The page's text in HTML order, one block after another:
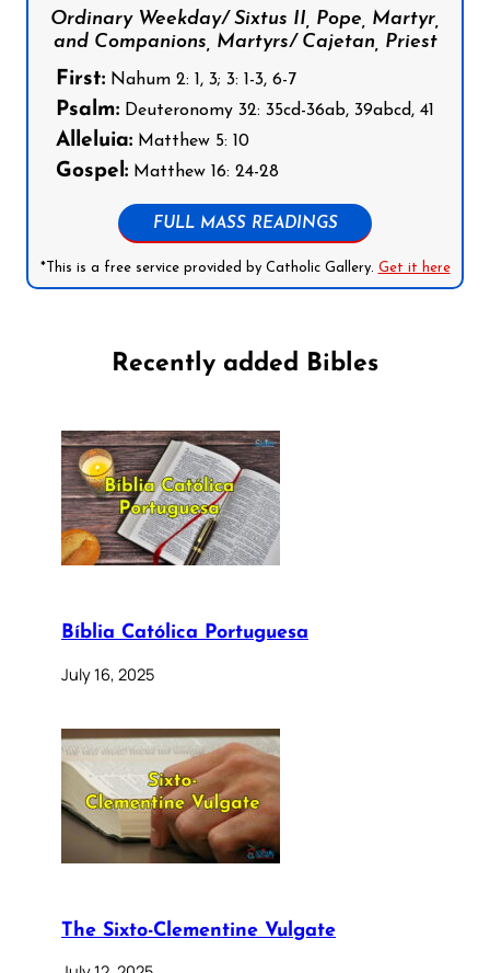
Ordinary Weekday/ Sixtus II, Pope, Martyr,
and Companions, Martyrs/ Cajetan, Priest
First: Nahum 2: 1, 3; 3: 1-3, 6-7
Psalm: Deuteronomy 32: 35cd-36ab, 39abcd, 41
Alleluia: Matthew 5: 10
Gospel: Matthew 16: 24-28
FULL MASS READINGS
*This is a free service provided by Catholic Gallery. Get it here
Recently added Bibles
Bíblia Católica Portuguesa
July 16, 2025
The Sixto-Clementine Vulgate